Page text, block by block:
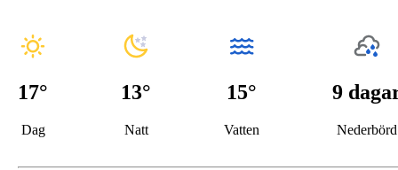
17°
Dag
13°
Natt
15°
Vatten
9
Nederbörd